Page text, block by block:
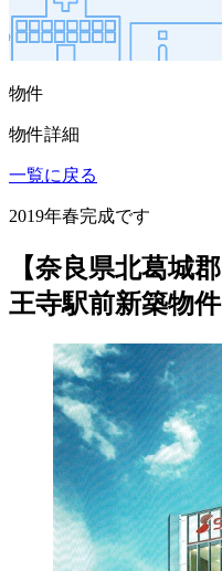
物件
物件詳細
一覧に戻る
2019年春完成です
【奈良県北葛城
王寺駅前新築物件